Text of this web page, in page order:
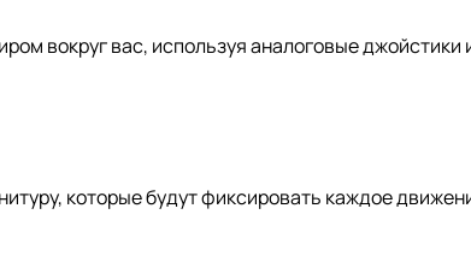
вокруг вас, используя аналоговые джойстики
которые будут фиксировать каждое